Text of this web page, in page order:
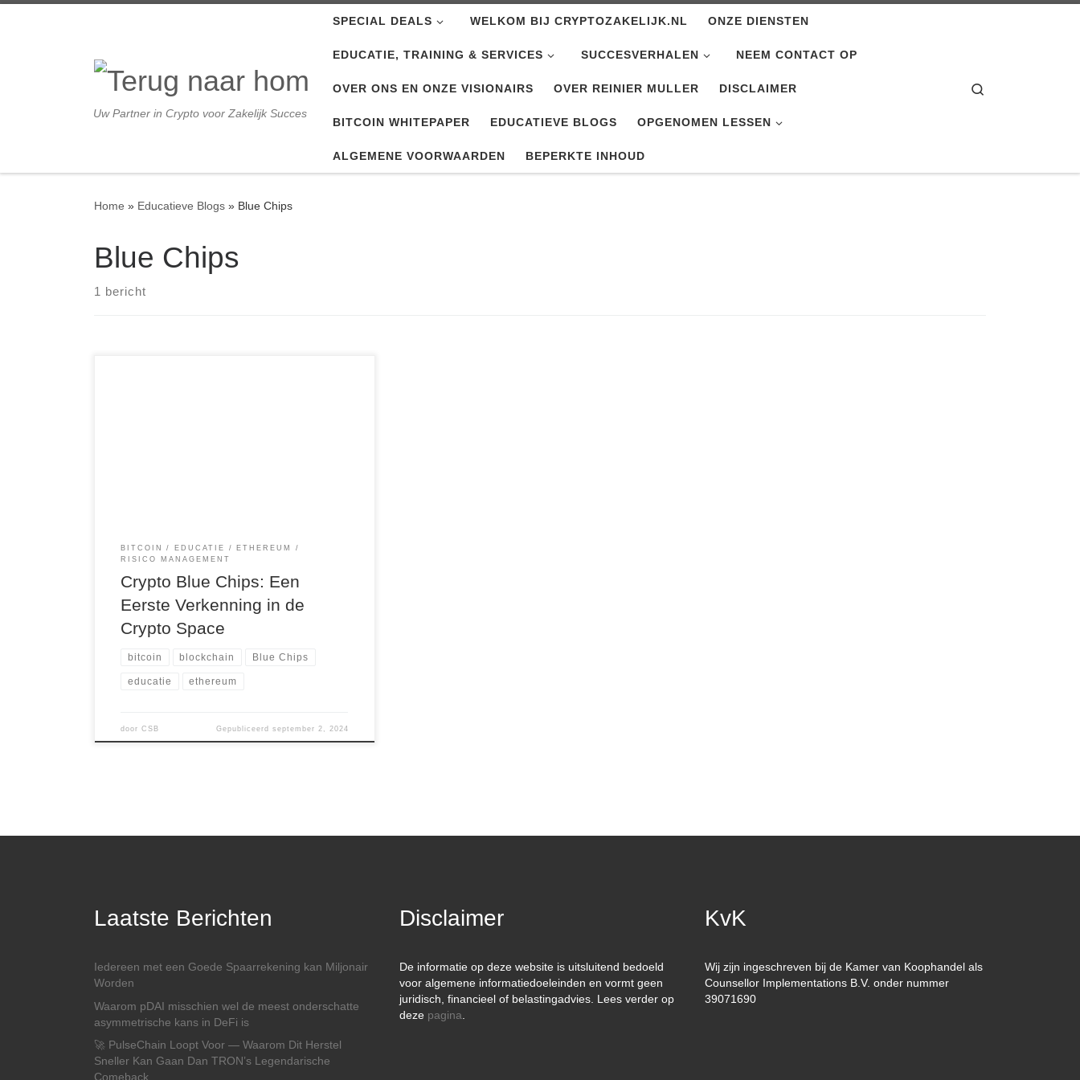
Uw Partner in Crypto voor Zakelijk Succes
SPECIAL DEALS WELKOM BIJ CRYPTOZAKELIJK.NL ONZE DIENSTEN
EDUCATIE, TRAINING & SERVICES SUCCESVERHALEN NEEM CONTACT OP
OVER ONS EN ONZE VISIONAIRS OVER REINIER MULLER DISCLAIMER
BITCOIN WHITEPAPER EDUCATIEVE BLOGS OPGENOMEN LESSEN
ALGEMENE VOORWAARDEN BEPERKTE INHOUD
Home » Educatieve Blogs » Blue Chips
Blue Chips
1 bericht
BITCOIN EDUCATIE
ETHEREUM
RISICO MANAGEMENT
Crypto Blue Chips: Een
Eerste Verkenning in de
Crypto Space
bitcoin blockchain Blue Chips
educatie ethereum
doorCSB Gepubliceerd september 2, 2024
Laatste Berichten
Iedereen met een Goede Spaarrekening kan Miljonair
Worden
Waarom pDAI misschien wel de meest onderschatte
asymmetrische kans in DeFi is
🚀 PulseChain Loopt Voor — Waarom Dit Herstel
Sneller Kan Gaan Dan TRON’s Legendarische
Comeback
Disclaimer
De informatie op deze website is uitsluitend bedoeld
voor algemene informatiedoeleinden en vormt geen
juridisch, financieel of belastingadvies. Lees verder op
deze pagina.
KvK
Wij zijn ingeschreven bij de Kamer van Koophandel als
Counsellor Implementations B.V. onder nummer
39071690